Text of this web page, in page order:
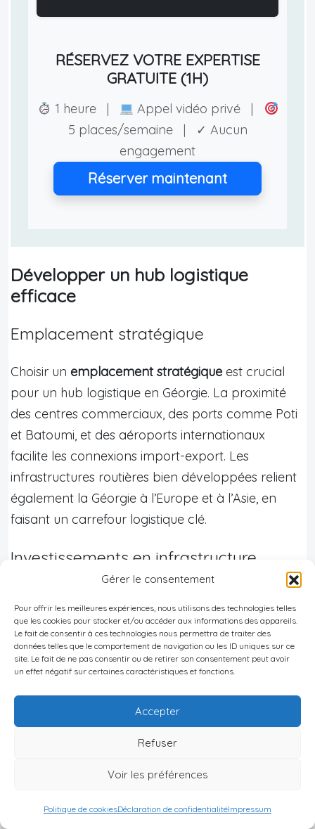
Gérer le consentement
Pour offrir les meilleures expériences, nous utilisons des technologies telles
que les cookies pour stocker et/ou accéder aux informations des appareils.
Le fait de consentir à ces technologies nous permettra de traiter des
données telles que le comportement de navigation ou les ID uniques sur ce
site. Le fait de ne pas consentir ou de retirer son consentement peut avoir
un effet négatif sur certaines caractéristiques et fonctions.
Accepter
Refuser
Voir les préférences
Politique de cookiesDéclaration de confidentialitéImpressum
RÉSERVEZ VOTRE EXPERTISE
GRATUITE (1H)
1 heure |
Appel vidéo privé |
5 places/semaine | ✓ Aucun
engagement
Réserver maintenant
Développer un hub logistique
efficace
Emplacement stratégique
Choisir un emplacement stratégique est crucial
pour un hub logistique en Géorgie. La proximité
des centres commerciaux, des ports comme Poti
et Batoumi, et des aéroports internationaux
facilite les connexions import-export. Les
infrastructures routières bien développées relient
également la Géorgie à l’Europe et à l’Asie, en
faisant un carrefour logistique clé.
Investissements en infrastructure
essentiel pour optimiser les opérations. Cela inclut
des entrepôts automatisés, des systèmes de
gestion avancés et des technologies de suivi en
temps réel pour améliorer l’efficacité du stockage
et de la distribution.
Partenariats locaux
S’associer avec desentreprises locales
Ces partenariats facilitent l’intégration sur le